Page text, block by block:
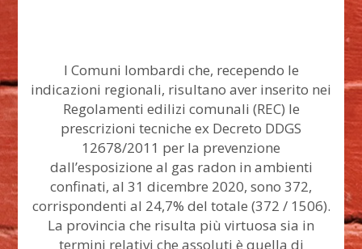
I Comuni lombardi che, recependo le
indicazioni regionali, risultano aver inserito nei
Regolamenti edilizi comunali (REC) le
prescrizioni tecniche ex Decreto DDGS
12678/2011 per la prevenzione
dall’esposizione al gas radon in ambienti
confinati, al 31 dicembre 2020, sono 372,
corrispondenti al 24,7% del totale (372 / 1506).
La provincia che risulta più virtuosa sia in
termini relativi che assoluti è quella di